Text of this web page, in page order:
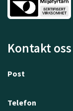
Kontakt oss
Post
Telefon